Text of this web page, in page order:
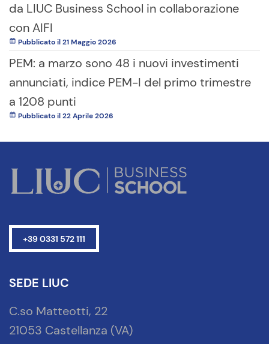
da LIUC Business School in collaborazione
con AIFI
Pubblicato il 21 Maggio 2026
PEM: a marzo sono 48 i nuovi investimenti
annunciati, indice PEM-I del primo trimestre
a 1208 punti
Pubblicato il 22 Aprile 2026
+39 0331 572 111
SEDE LIUC
C.so Matteotti, 22
21053 Castellanza (VA)